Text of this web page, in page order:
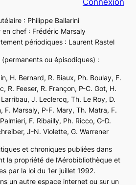
: Philippe Ballarini
en chef : Frédéric Marsaly
périodiques : Laurent Rastel
ou épisodiques) :
H. Bernard, R. Biaux, Ph. Boulay, F.
R. Feeser, R. Françon, P-C. Got, H.
J. Leclercq, Th. Le Roy, D.
F. Marsaly, P-F. Mary, Th. Matra, F.
F. Ribailly, Ph. Ricco, G-D.
J-N. Violette, G. Warrener
et chroniques publiées dans
la propriété de l’Aérobibliothèque et
par la loi du 1er juillet 1992.
un autre espace internet ou sur un